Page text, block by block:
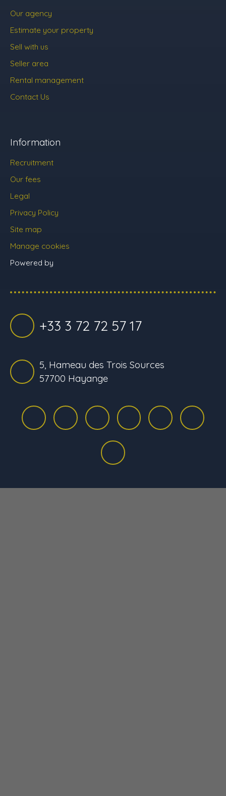
Our agency
Estimate your property
Sell with us
Seller area
Rental management
Contact Us
Information
Recruitment
Our fees
Legal
Privacy Policy
Site map
Manage cookies
Powered by
+33 3 72 72 57 17
5, Hameau des Trois Sources
57700 Hayange